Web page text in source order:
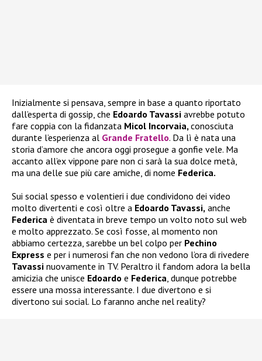
Inizialmente si pensava, sempre in base a quanto riportato
dall’esperta di gossip, che Edoardo Tavassi avrebbe potuto
fare coppia con la fidanzata Micol Incorvaia, conosciuta
durante l’esperienza al Grande Fratello. Da lì è nata una
storia d’amore che ancora oggi prosegue a gonfie vele. Ma
accanto all’ex vippone pare non ci sarà la sua dolce metà,
ma una delle sue più care amiche, di nome Federica.
Sui social spesso e volentieri i due condividono dei video
molto divertenti e così oltre a Edoardo Tavassi, anche
Federica è diventata in breve tempo un volto noto sul web
e molto apprezzato. Se così fosse, al momento non
abbiamo certezza, sarebbe un bel colpo per Pechino
Express e per i numerosi fan che non vedono l’ora di rivedere
Tavassi nuovamente in TV. Peraltro il fandom adora la bella
amicizia che unisce Edoardo e Federica , dunque potrebbe
essere una mossa interessante. I due divertono e si
divertono sui social. Lo faranno anche nel reality?